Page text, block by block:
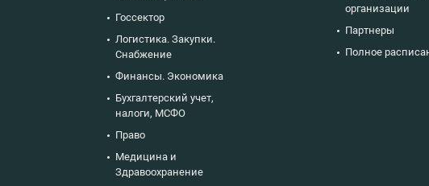
Госсектор
Логистика. Закупки.
Снабжение
Финансы. Экономика
Бухгалтерский учет,
налоги, МСФО
Право
Медицина и
Здравоохранение
организации
Партнеры
Полное